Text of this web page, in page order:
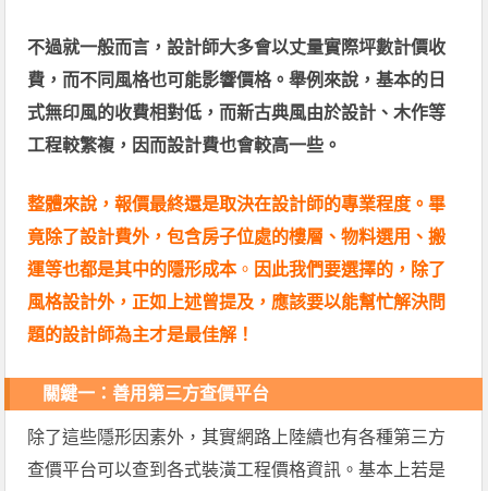
不過就一般而言，設計師大多會以丈量實際坪數計價收
費，而不同風格也可能影響價格。舉例來說，基本的日
式無印風的收費相對低，而新古典風由於設計、木作等
工程較繁複，因而設計費也會較高一些。
整體來說，報價最終還是取決在設計師的專業程度。畢
竟除了設計費外，包含房子位處的樓層、物料選用、搬
運等也都是其中的隱形成本。 因此我們要選擇的，除了
風格設計外，正如上述曾提及，應該要以能幫忙解決問
題的設計師為主才是最佳解！
關鍵一：善用第三方查價平台
除了這些隱形因素外，其實網路上陸續也有各種第三方
查價平台可以查到各式裝潢工程價格資訊。基本上若是